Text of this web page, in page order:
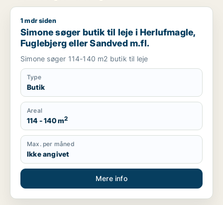
Simone søger butik til leje i Herlufmagle, Fuglebjerg eller
1 mdr siden
Simone søger butik til leje i Herlufmagle,
Fuglebjerg eller Sandved m.fl.
Simone søger 114-140 m2 butik til leje
Type
Butik
Areal
114 - 140 m2
Max. per måned
Ikke angivet
Mere info